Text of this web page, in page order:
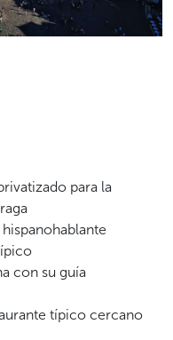
para la
con su guía
típico cercano